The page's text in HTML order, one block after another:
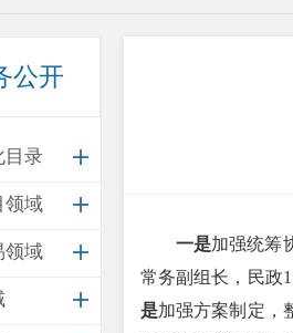
公开
目录
领域
领域 一是加强统筹
常务副组长，民政
是加强方案制定，